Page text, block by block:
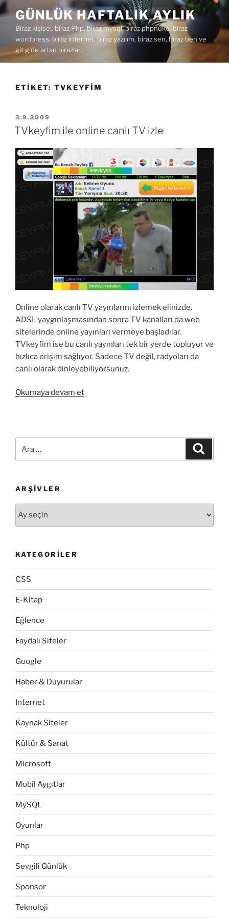
İçeriğe
geç
GÜNLÜK HAFTALIK AYLIK
Biraz kişisel, biraz Php, biraz mysql, biraz phpnuke, biraz
wordpress, biraz internet, biraz yazılım, biraz sen, biraz ben ve
git gide artan birazlar..
ETIKET: TVKEYFIM
YAYIM
TARIHI
3.9.2009
TVkeyfim ile online canlı TV izle
Online olarak canlı TV yayınlarını izlemek elinizde.
ADSL yaygınlaşmasından sonra TV kanalları da web
sitelerinde online yayınları vermeye başladılar.
TVkeyfim ise bu canlı yayınları tek bir yerde topluyor ve
hızlıca erişim sağlıyor. Sadece TV değil, radyoları da
canlı olarak dinleyebiliyorsunuz.
Okumaya devam et“TVkeyfim
ARŞIVLER
KATEGORILER
CSS
E-Kitap
Eğlence
Faydalı Siteler
Google
Haber & Duyurular
Internet
Kaynak Siteler
Kültür & Sanat
Microsoft
Mobil Aygıtlar
MySQL
Oyunlar
Php
Sevgili Günlük
Sponsor
Teknoloji